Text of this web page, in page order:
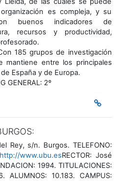
es compleja, y su
buenos indicadores de
recursos y productividad,
185 grupos de investigación
mantiene entre los principales
de España y de Europa.
GENERAL: 2º
Rey, s/n. Burgos. TELEFONO:
http://www.ubu.esRECTOR: José
1994. TITULACIONES:
ALUMNOS: 10.183. CAMPUS: